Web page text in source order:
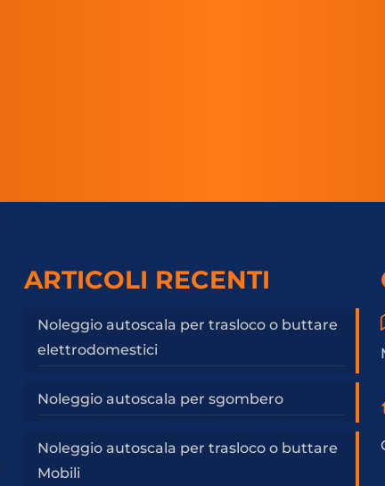
ARTICOLI RECENTI
Noleggio autoscala per trasloco o buttare
elettrodomestici
Noleggio autoscala per sgombero
Noleggio autoscala per trasloco o buttare
Mobili